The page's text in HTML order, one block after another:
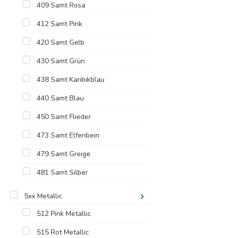
409 Samt Rosa
412 Samt Pink
420 Samt Gelb
430 Samt Grün
438 Samt Karibikblau
440 Samt Blau
450 Samt Flieder
473 Samt Elfenbein
479 Samt Greige
481 Samt Silber
5xx Metallic
512 Pink Metallic
515 Rot Metallic